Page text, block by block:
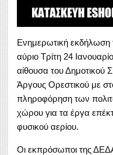
Ενημερωτική εκδήλωση
αύριο Τρίτη 24
αίθουσα του Δημοτικού
Άργους Ορεστικού με
πληροφόρηση των
χώρου για τα έργα
φυσικού αερίου.
Οι εκπρόσωποι της